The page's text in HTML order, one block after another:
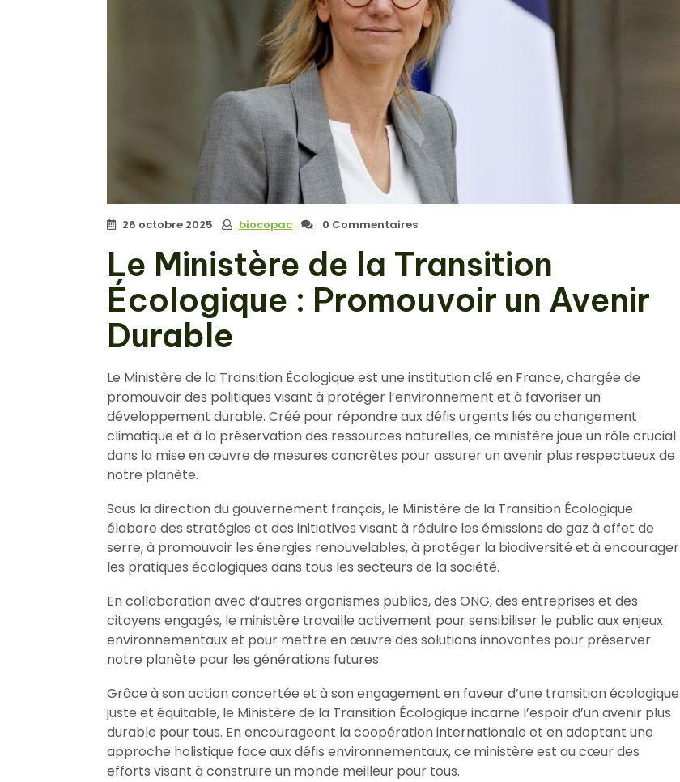
26 octobre 2025 biocopac 0 Commentaires
Le Ministère de la Transition
Écologique : Promouvoir un Avenir
Durable
Le Ministère de la Transition Écologique est une institution clé en France, chargée de
promouvoir des politiques visant à protéger l’environnement et à favoriser un
développement durable. Créé pour répondre aux défis urgents liés au changement
climatique et à la préservation des ressources naturelles, ce ministère joue un rôle crucial
dans la mise en œuvre de mesures concrètes pour assurer un avenir plus respectueux de
notre planète.
Sous la direction du gouvernement français, le Ministère de la Transition Écologique
élabore des stratégies et des initiatives visant à réduire les émissions de gaz à effet de
serre, à promouvoir les énergies renouvelables, à protéger la biodiversité et à encourager
les pratiques écologiques dans tous les secteurs de la société.
En collaboration avec d’autres organismes publics, des ONG, des entreprises et des
citoyens engagés, le ministère travaille activement pour sensibiliser le public aux enjeux
environnementaux et pour mettre en œuvre des solutions innovantes pour préserver
notre planète pour les générations futures.
Grâce à son action concertée et à son engagement en faveur d’une transition écologique
juste et équitable, le Ministère de la Transition Écologique incarne l’espoir d’un avenir plus
durable pour tous. En encourageant la coopération internationale et en adoptant une
approche holistique face aux défis environnementaux, ce ministère est au cœur des
efforts visant à construire un monde meilleur pour tous.